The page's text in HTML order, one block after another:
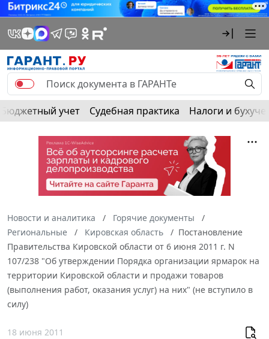
Бюджетный учет Судебная практика Налоги и
Новости и аналитика
Горячие документы
Региональные
Кировская область
Постановление
Правительства Кировской области от 6 июня 2011 г. N
107/238 "Об утверждении Порядка организации ярмарок на
территории Кировской области и продажи товаров
(выполнения работ, оказания услуг) на них" (не вступило в
силу)
18 июня 2011